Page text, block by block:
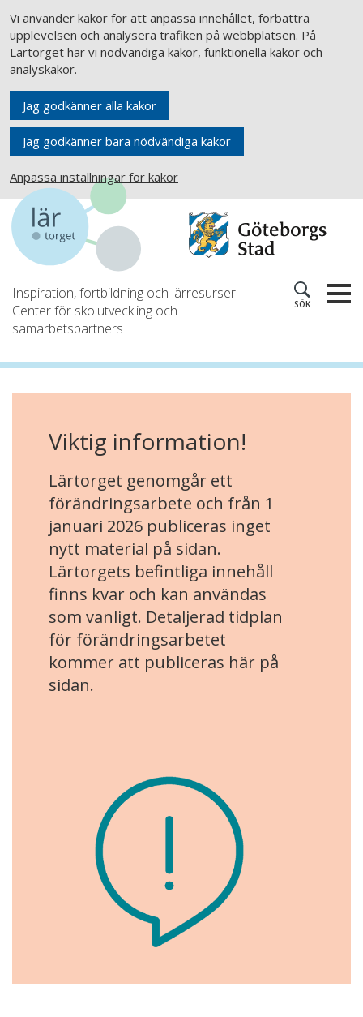
Vi använder kakor för att anpassa innehållet, förbättra
upplevelsen och analysera trafiken på webbplatsen. På
Lärtorget har vi nödvändiga kakor, funktionella kakor och
analyskakor.
Jag godkänner alla kakor
Jag godkänner bara nödvändiga kakor
Anpassa inställningar för kakor
Inspiration, fortbildning och lärresurser
Center för skolutveckling och
samarbetspartners
SÖK
Viktig information!
Lärtorget genomgår ett
förändringsarbete och från 1
januari 2026 publiceras inget
nytt material på sidan.
Lärtorgets befintliga innehåll
finns kvar och kan användas
som vanligt. Detaljerad tidplan
för förändringsarbetet
kommer att publiceras här på
sidan.